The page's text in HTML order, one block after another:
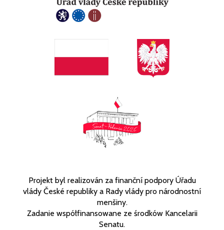
Projekt byl realizován za finanční podpory Úřadu
vlády České republiky a Rady vlády pro národnostní
menšiny.
Zadanie współfinansowane ze środków Kancelarii
Senatu.